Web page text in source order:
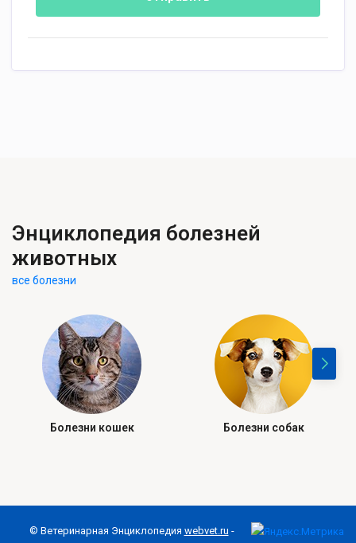
Энциклопедия болезней
животных
все болезни
Болезни кошек Болезни собак
© Ветеринарная Энциклопедия webvet.ru -